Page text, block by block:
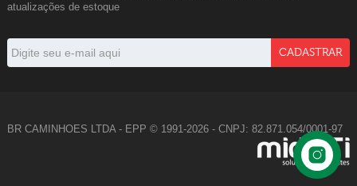
atualizações de estoque
BR CAMINHOES LTDA - EPP © 1991-2026 - CNPJ: 82.871.054/0001-97